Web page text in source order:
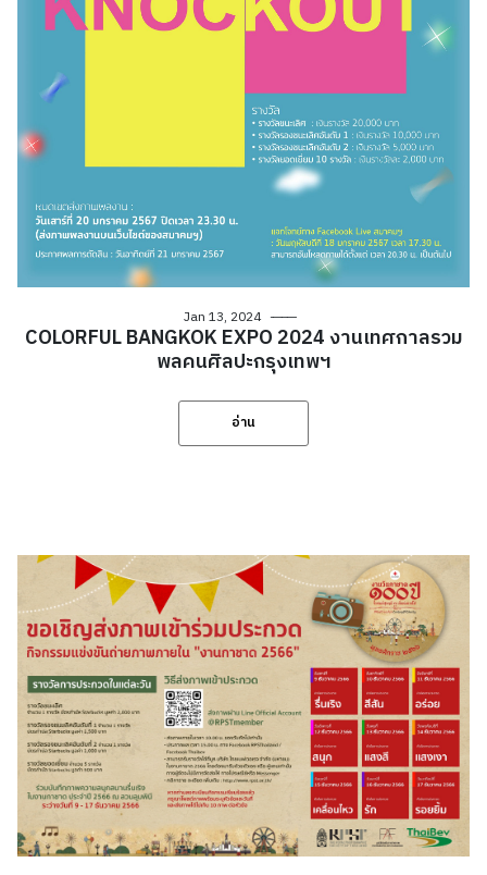
Jan 13, 2024
COLORFUL BANGKOK EXPO 2024 งานเทศกาลรวม
พลคนศิลปะกรุงเทพฯ
อ่าน